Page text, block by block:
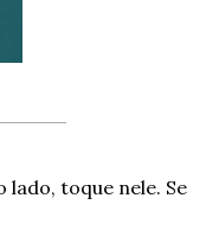
lado, toque nele. Se